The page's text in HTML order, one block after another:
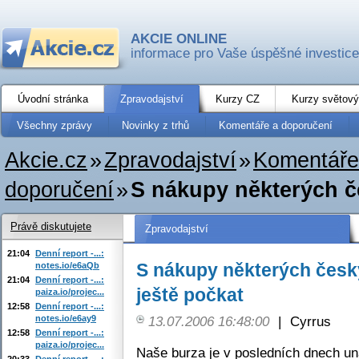
AKCIE ONLINE
informace pro Vaše úspěšné investice
Úvodní stránka Zpravodajství Kurzy CZ Kurzy
Všechny zprávy Novinky z trhů Komentáře a doporučení
Akcie.cz»Zpravodajství»
doporučení»S nákupy některých
Zpravodajství
S nákupy některých
ještě počkat
13.07.2006 16:48:00 | Cyrrus
Naše burza je v posledních dnech
Právě diskutujete
21:04 Denní report -...:
notes.io/e6aQb
21:04 Denní report -...:
paiza.io/projec...
12:58 Denní report -...:
notes.io/e6ay9
12:58 Denní report -...:
paiza.io/projec...